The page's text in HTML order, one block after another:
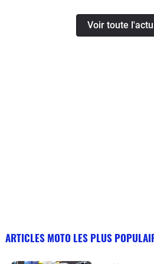
Voir toute
ARTICLES MOTO LES PLUS